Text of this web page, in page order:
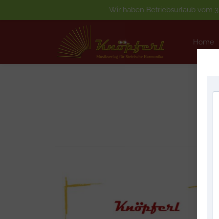
Home
Wir haben Betriebsurlaub vom